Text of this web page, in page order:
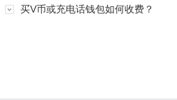
买V币或充电话钱包如何收费？